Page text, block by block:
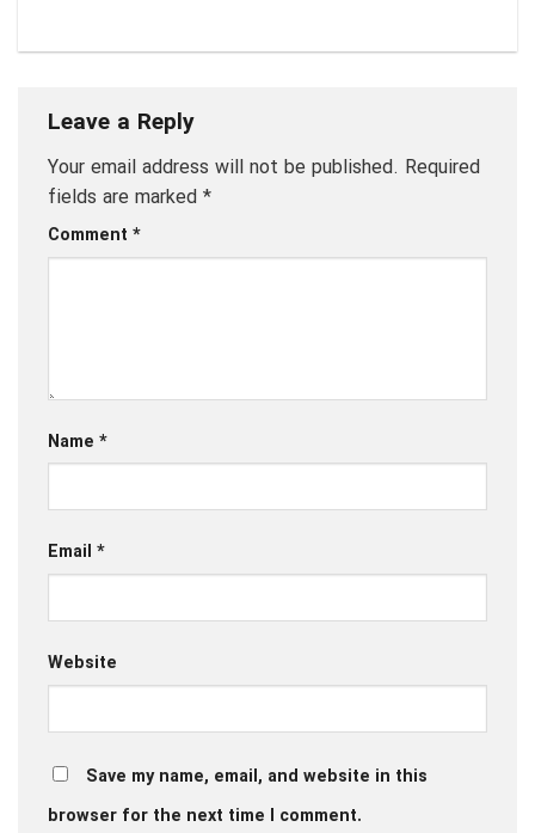
Leave a Reply
Your email address will not be published. Required
fields are marked *
Comment *
Name *
Email *
Website
Save my name, email, and website in this
browser for the next time I comment.